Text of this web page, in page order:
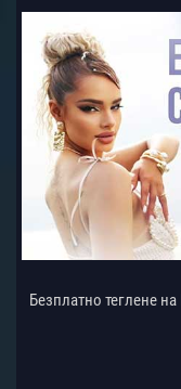
Безплатно теглене на